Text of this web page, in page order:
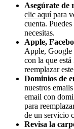
Asegúrate de
clic aquípara
cuenta.
necesitas.
Apple,
Apple, Google
con la que está
reemplazar
Dominios de
nuestros
email con
para
de un servicio
Revisa la